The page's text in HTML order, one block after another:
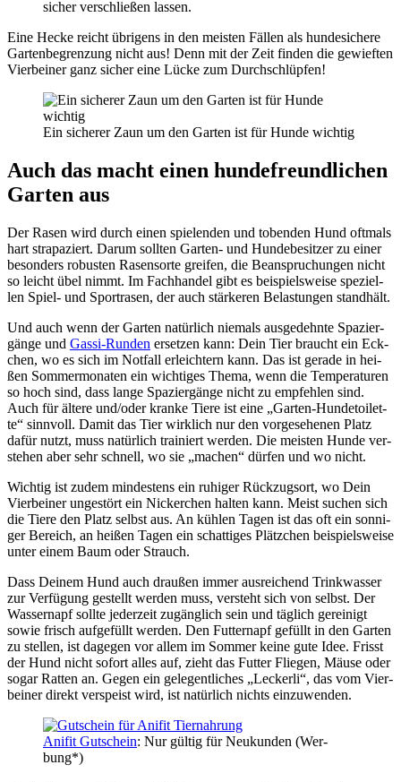
sicher ver­schlie­ßen las­sen.
Eine Hecke reicht übri­gens in den meis­ten Fäl­len als hun­de­si­che­re
Gar­ten­be­gren­zung nicht aus! Denn mit der Zeit fin­den die gewief­ten
Vier­bei­ner ganz sicher eine Lücke zum Durch­schlüp­fen!
Ein siche­rer Zaun um den Gar­ten ist für Hun­de wich­tig
Auch das macht einen hun­de­freund­li­chen
Gar­ten aus
Der Rasen wird durch einen spie­len­den und toben­den Hund oft­mals
hart stra­pa­ziert. Dar­um soll­ten Gar­ten- und Hun­de­be­sit­zer zu einer
beson­ders robus­ten Rasen­sor­te grei­fen, die Bean­spru­chun­gen nicht
so leicht übel nimmt. Im Fach­han­del gibt es bei­spiels­wei­se spe­zi­el­
len Spiel- und Spor­tra­sen, der auch stär­ke­ren Belas­tun­gen stand­hält.
Und auch wenn der Gar­ten natür­lich nie­mals aus­ge­dehn­te Spa­zier­
gän­ge und Gas­si-Run­den erset­zen kann: Dein Tier braucht ein Eck­
chen, wo es sich im Not­fall erleich­tern kann. Das ist gera­de in hei­
ßen Som­mer­mo­na­ten ein wich­ti­ges The­ma, wenn die Tem­pe­ra­tu­ren
so hoch sind, dass lan­ge Spa­zier­gän­ge nicht zu emp­feh­len sind.
Auch für älte­re und/oder kran­ke Tie­re ist eine „Gar­ten-Hun­de­toi­let­
te“ sinn­voll. Damit das Tier wirk­lich nur den vor­ge­se­he­nen Platz
dafür nutzt, muss natür­lich trai­niert wer­den. Die meis­ten Hun­de ver­
ste­hen aber sehr schnell, wo sie „machen“ dür­fen und wo nicht.
Wich­tig ist zudem min­des­tens ein ruhi­ger Rück­zugs­ort, wo Dein
Vier­bei­ner unge­stört ein Nicker­chen hal­ten kann. Meist suchen sich
die Tie­re den Platz selbst aus. An küh­len Tagen ist das oft ein son­ni­
ger Bereich, an hei­ßen Tagen ein schat­ti­ges Plätz­chen bei­spiels­wei­se
unter einem Baum oder Strauch.
Dass Dei­nem Hund auch drau­ßen immer aus­rei­chend Trink­was­ser
zur Ver­fü­gung gestellt wer­den muss, ver­steht sich von selbst. Der
Was­ser­napf soll­te jeder­zeit zugäng­lich sein und täg­lich gerei­nigt
sowie frisch auf­ge­füllt wer­den. Den Fut­ter­napf gefüllt in den Gar­ten
zu stel­len, ist dage­gen vor allem im Som­mer kei­ne gute Idee. Frisst
der Hund nicht sofort alles auf, zieht das Fut­ter Flie­gen, Mäu­se oder
sogar Rat­ten an. Gegen ein gele­gent­li­ches „Lecker­li“, das vom Vier­
bei­ner direkt ver­speist wird, ist natür­lich nichts ein­zu­wen­den.
Ani­fit Gut­schein: Nur gül­tig für Neu­kun­den (Wer­
bung*)